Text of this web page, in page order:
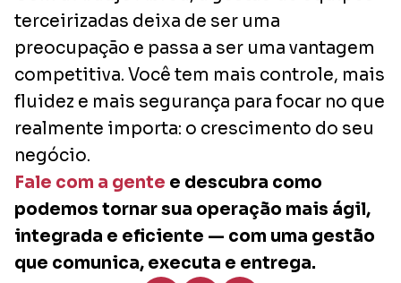
terceirizadas deixa de ser uma
preocupação e passa a ser uma vantagem
competitiva. Você tem mais controle, mais
fluidez e mais segurança para focar no que
realmente importa: o crescimento do seu
negócio.
Fale com a gente e descubra como
podemos tornar sua operação mais ágil,
integrada e eficiente — com uma gestão
que comunica, executa e entrega.